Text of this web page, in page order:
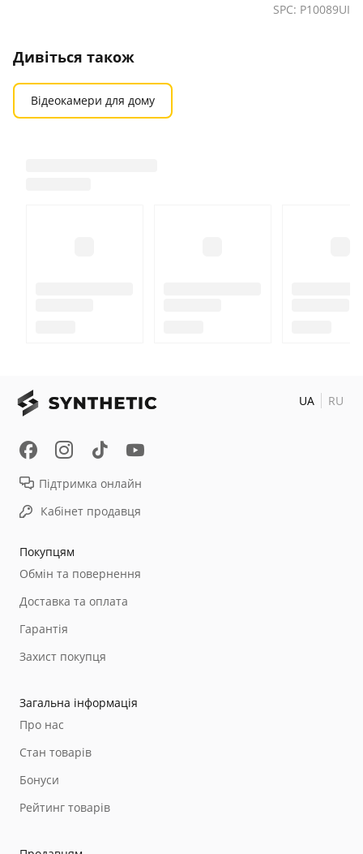
SPC: P10089UI
Дивіться також
Відеокамери для дому
Покупцям
Обмін та повернення
Доставка та оплата
Гарантія
Захист покупця
Загальна інформація
Про нас
Стан товарів
Бонуси
Рейтинг товарів
Підтримка онлайн
Кабінет продавця
UA RU